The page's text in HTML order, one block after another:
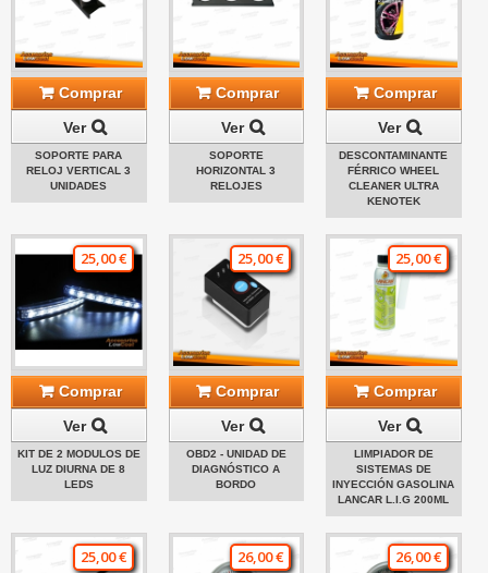
Comprar
Ver
SOPORTE PARA
RELOJ VERTICAL 3
UNIDADES
Comprar
Ver
SOPORTE
HORIZONTAL 3
RELOJES
Comprar
Ver
DESCONTAMINANTE
FÉRRICO WHEEL
CLEANER ULTRA
KENOTEK
25,00 €
Comprar
Ver
KIT DE 2 MODULOS DE
LUZ DIURNA DE 8
LEDS
25,00 €
Comprar
Ver
OBD2 - UNIDAD DE
DIAGNÓSTICO A
BORDO
25,00 €
Comprar
Ver
LIMPIADOR DE
SISTEMAS DE
INYECCIÓN GASOLINA
LANCAR L.I.G 200ML
25,00 € 26,00 € 26,00 €